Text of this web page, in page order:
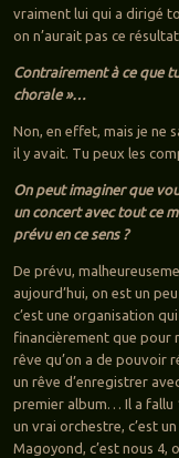
vraiment lui qui a dirigé
on n’aurait pas ce
Contrairement à ce que
chorale »…
Non, en effet, mais je ne
il y avait. Tu peux les
On peut imaginer que
un concert avec tout ce
prévu en ce sens ?
De prévu,
aujourd’hui, on est un
c’est une organisation
financièrement que pour
rêve qu’on a de pouvoir
un rêve d’enregistrer
premier album… Il a fallu
un vrai orchestre, c’est
Magoyond, c’est nous